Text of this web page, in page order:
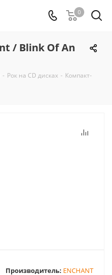
0
/ Blink Of An
- Рок на CD дисках - Компакт-
Производитель: ENCHANT